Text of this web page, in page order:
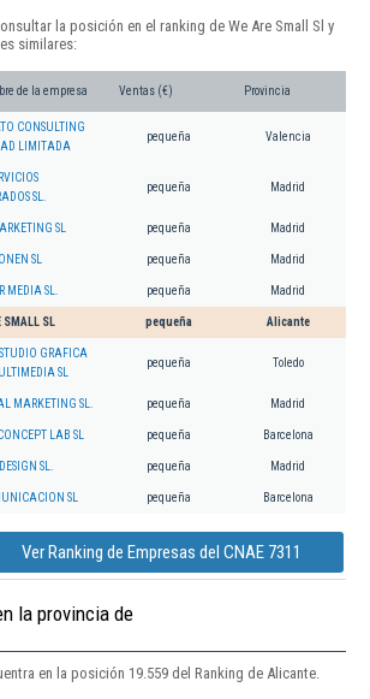
la posición en el ranking de We Are Small Sl y
similares:
de la empresa Ventas (€) Provincia
CONSULTING
LIMITADA
pequeña Valencia
SL.
pequeña Madrid
SL pequeña Madrid
SL pequeña Madrid
MEDIA SL. pequeña Madrid
SMALL SL pequeña Alicante
GRAFICA
SL
pequeña Toledo
MARKETING SL. pequeña Madrid
LAB SL pequeña Barcelona
SL. pequeña Madrid
SL pequeña Barcelona
Ver Ranking de Empresas del CNAE 7311
la provincia de
en la posición 19.559 del Ranking de Alicante.